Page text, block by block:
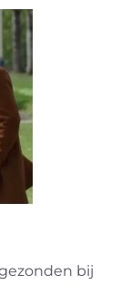
bij